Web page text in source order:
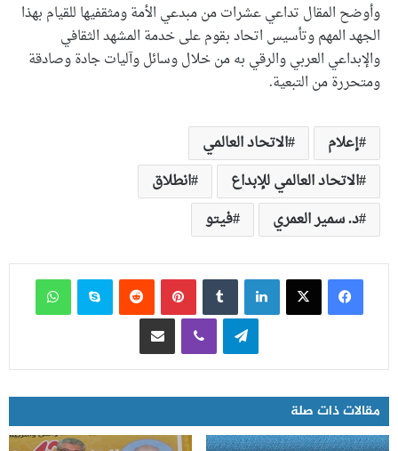
وأوضح المقال تداعي عشرات من مبدعي الأمة ومثقفيها للقيام بهذا
الجهد المهم وتأسيس اتحاد بقوم على خدمة المشهد الثقافي
والإبداعي العربي والرقي به من خلال وسائل وآليات جادة وصادقة
ومتحررة من التبعية.
إعلام
الاتحاد العالمي
الاتحاد العالمي للإبداع
انطلاق
د. سمير العمري
فيتو
فيسبوك ‫X لينكدإن بينتيريست سكايب
تيلقرام
ڤايبر مشاركة عبر البريد
مقالات ذات صلة